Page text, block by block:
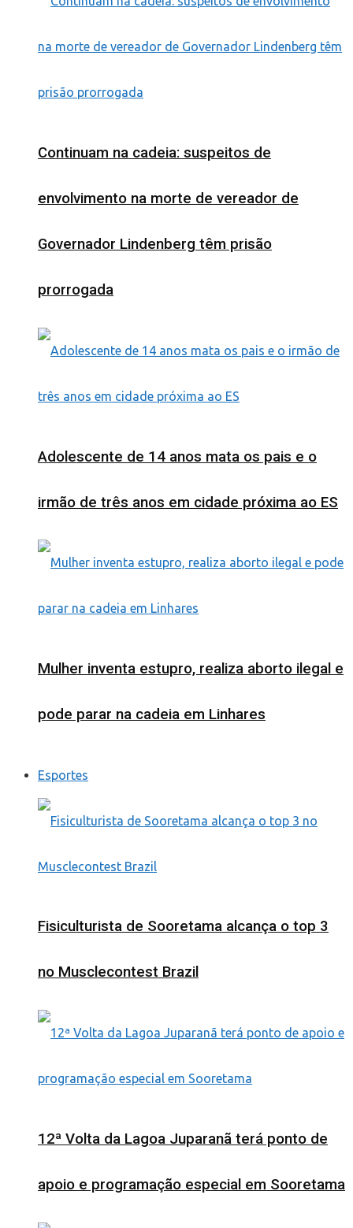
Continuam na cadeia: suspeitos de
envolvimento na morte de vereador de
Governador Lindenberg têm prisão
prorrogada
Adolescente de 14 anos mata os pais e o
irmão de três anos em cidade próxima ao ES
Mulher inventa estupro, realiza aborto ilegal e
pode parar na cadeia em Linhares
Esportes
Fisiculturista de Sooretama alcança o top 3
no Musclecontest Brazil
12ª Volta da Lagoa Juparanã terá ponto de
apoio e programação especial em Sooretama